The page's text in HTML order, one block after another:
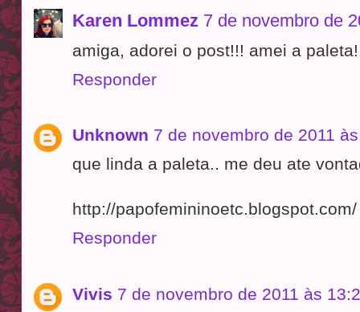
Karen Lommez 7 de novembro de
amiga, adorei o post!!! amei a
Responder
Unknown 7 de novembro de 2011
que linda a paleta.. me deu ate
http://papofemininoetc.blogspot.com/
Responder
Vivis 7 de novembro de 2011 às